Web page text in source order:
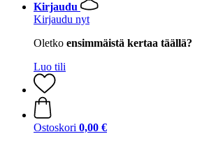
Kirjaudu
Kirjaudu nyt
Oletko ensimmäistä kertaa täällä?
Luo tili
Ostoskori 0,00 €